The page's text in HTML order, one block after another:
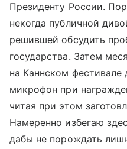
Президенту России.
некогда публичной
решившей обсудить
государства. Затем
на Каннском фестивале
микрофон при
читая при этом
Намеренно избегаю
дабы не порождать